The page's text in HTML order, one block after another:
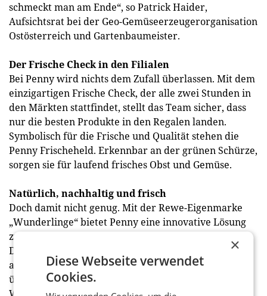
schmeckt man am Ende“, so Patrick Haider,
Aufsichtsrat bei der Geo-Gemüseerzeugerorganisation
Ostösterreich und Gartenbaumeister.
Der Frische Check in den Filialen
Bei Penny wird nichts dem Zufall überlassen. Mit dem
einzigartigen Frische Check, der alle zwei Stunden in
den Märkten stattfindet, stellt das Team sicher, dass
nur die besten Produkte in den Regalen landen.
Symbolisch für die Frische und Qualität stehen die
Penny Frischeheld. Erkennbar an der grünen Schürze,
sorgen sie für laufend frisches Obst und Gemüse.
Natürlich, nachhaltig und frisch
Doch damit nicht genug. Mit der Rewe-Eigenmarke
„Wunderlinge“ bietet Penny eine innovative Lösung
zur Reduzierung der Lebensmittelverschwendung.
Durch das Angebot von Obst und Gemüse, das
aufgrund seiner unkonventionellen Form oder Größe
üblicherweise nicht verkauft wird, trägt Penny zur
×
Diese Webseite verwendet
Cookies.